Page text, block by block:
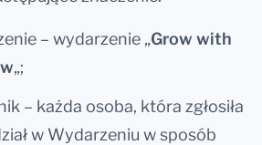
– wydarzenie „Grow with
„;
– każda osoba, która zgłosiła
w Wydarzeniu w sposób